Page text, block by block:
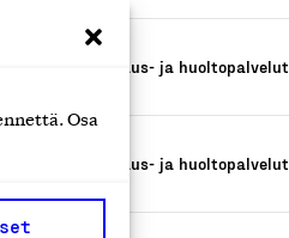
Osa
Ajoneuvojen korjaus- ja huoltopalvelut
Ajoneuvojen korjaus- ja huoltopalvelut